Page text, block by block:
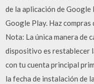
de la aplicación de
Google Play. Haz
Nota: La única manera de
dispositivo es restablecer
con tu cuenta principal
la fecha de instalación de